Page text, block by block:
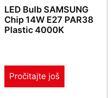
LED Bulb SAMSUNG
Chip 14W E27 PAR38
Plastic 4000K
Pročitajte još